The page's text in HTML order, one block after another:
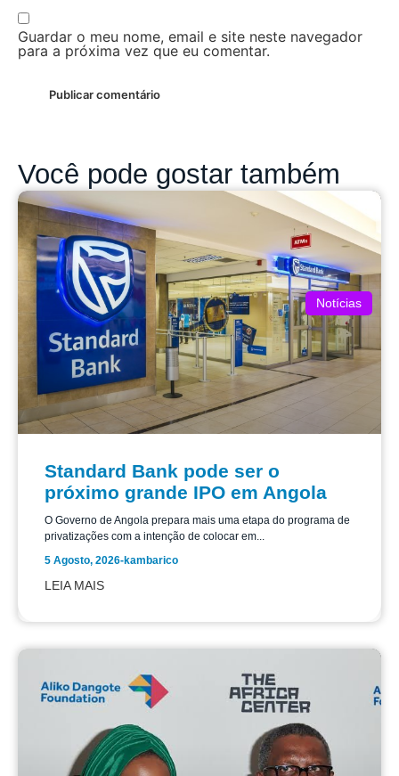
Guardar o meu nome, email e site neste navegador
para a próxima vez que eu comentar.
Você pode gostar também
Notícias
Standard Bank pode ser o
próximo grande IPO em Angola
O Governo de Angola prepara mais uma etapa do programa de
privatizações com a intenção de colocar em...
5 Agosto, 2026-kambarico
LEIA MAIS